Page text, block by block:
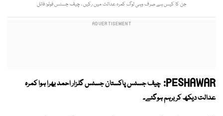
جن کا کیس ہے صرف وہی لوگ کمرہ عدالت میں رکیں ، چیف جسٹس فوٹو: فائل
PESHAWAR: چیف جسٹس پاکستان جسٹس گلزار احمد بھرا ہوا کمرہ
عدالت دیکھ کر برہم ہوگئے۔